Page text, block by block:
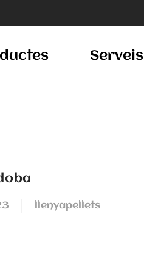
Serveis
llenyapellets